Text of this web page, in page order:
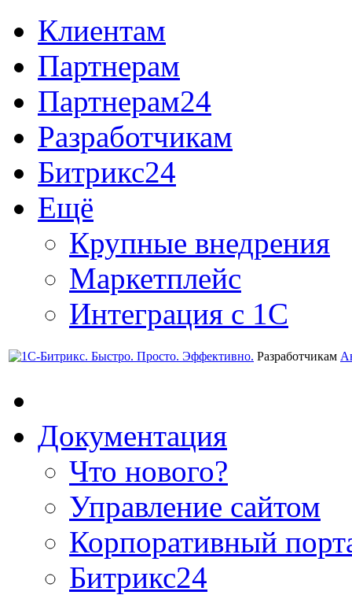
Клиентам
Партнерам
Партнерам24
Разработчикам
Битрикс24
Ещё
Крупные внедрения
Маркетплейс
Интеграция с 1С
Разработчикам
Документация
Что нового?
Управление сайтом
Корпоративный
Битрикс24